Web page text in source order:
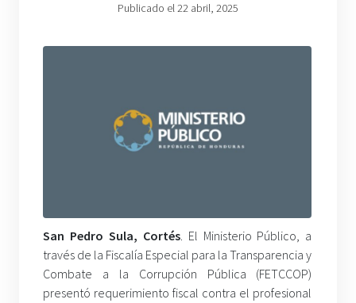
Publicado el 22 abril, 2025
San Pedro Sula, Cortés. El Ministerio Público, a
través de la Fiscalía Especial para la Transparencia y
Combate a la Corrupción Pública (FETCCOP)
presentó requerimiento fiscal contra el profesional